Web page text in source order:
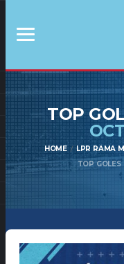
TOP
HOME
LPR RAMA
TOP GOLES